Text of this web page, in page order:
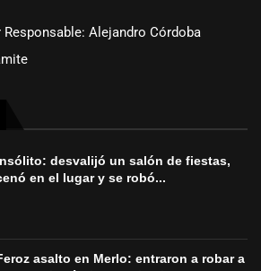
Alejandro Córdoba
desvalijó un salón de fiestas,
en el lugar y se robó...
asalto en Merlo: entraron a robar a